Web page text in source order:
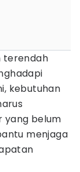
terendah
kebutuhan
yang belum
menjaga